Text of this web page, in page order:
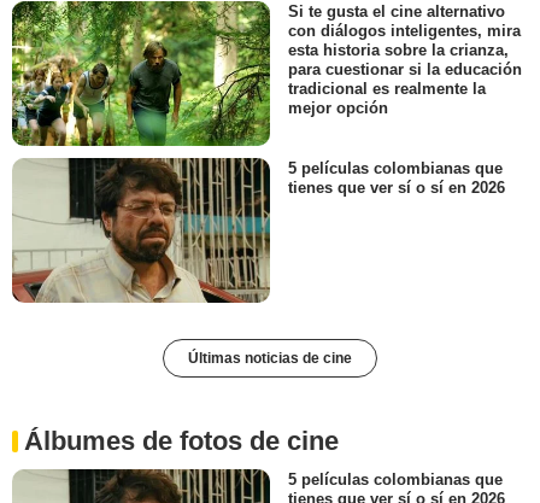
Si te gusta el cine alternativo
con diálogos inteligentes, mira
esta historia sobre la crianza,
para cuestionar si la educación
tradicional es realmente la
mejor opción
5 películas colombianas que
tienes que ver sí o sí en 2026
Últimas noticias de cine
Álbumes de fotos de cine
5 películas colombianas que
tienes que ver sí o sí en 2026